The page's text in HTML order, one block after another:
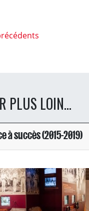
PLUS LOIN...
à succès (2015-2019)